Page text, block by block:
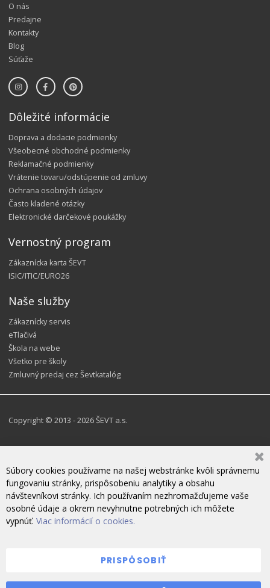
O nás
Predajne
Kontakty
Blog
Súťaže
Dôležité informácie
Doprava a dodacie podmienky
Všeobecné obchodné podmienky
Reklamačné podmienky
Vrátenie tovaru/odstúpenie od zmluvy
Ochrana osobných údajov
Často kladené otázky
Elektronické darčekové poukážky
Vernostný program
Zákaznícka karta ŠEVT
ISIC/ITIC/EURO26
Naše služby
Zákaznícky servis
eTlačivá
Škola na webe
Všetko pre školy
Zmluvný predaj cez Ševtkatalóg
Copyright © 2013 - 2026 ŠEVT a.s.
ZANECHAJTE NÁM SPRÁVU
Súbory cookies používame na našej webstránke kvôli správnemu
fungovaniu stránky, prispôsobeniu analytiky a obsahu
návštevníkovi stránky. Ich používaním nezhromažďujeme vaše
osobné údaje a okrem nevyhnutne potrebných ich môžete
vypnúť. Viac informácií o cookies.
PRISPÔSOBIŤ